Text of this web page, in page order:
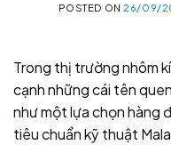
POSTED ON26/09/
Trong thị trường nhôm
cạnh những cái tên
như một lựa chọn hàng
tiêu chuẩn kỹ thuật